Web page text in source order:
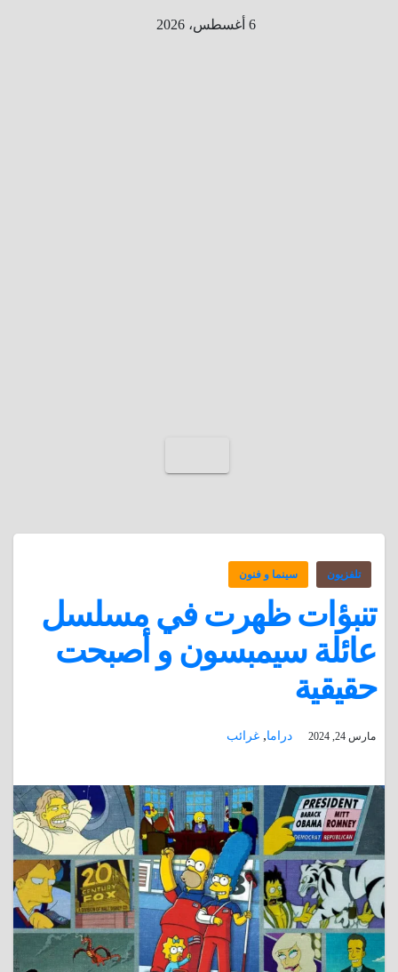
6 أغسطس، 2026
تلفزيون سينما و فنون
تنبؤات ظهرت في مسلسل
عائلة سيمبسون و أصبحت
حقيقية
مارس 24, 2024 دراما, غرائب